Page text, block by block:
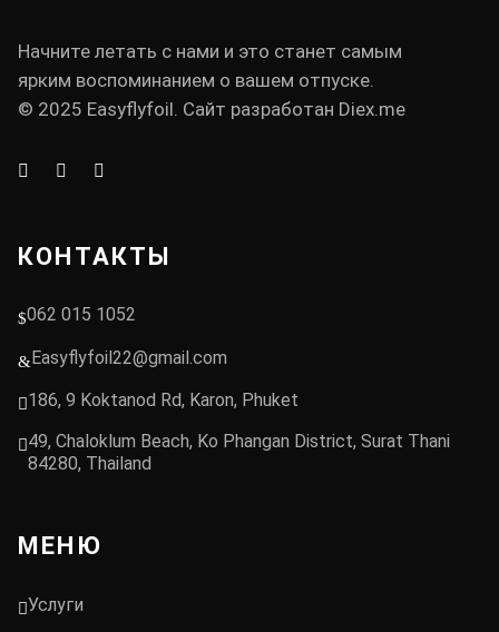
Начните летать с нами и это станет самым
ярким воспоминанием о вашем отпуске.
© 2025 Easyflyfoil. Сайт разработан Diex.me
КОНТАКТЫ
062 015 1052
Easyflyfoil22@gmail.com
186, 9 Koktanod Rd, Karon, Phuket
49, Chaloklum Beach, Ko Phangan District, Surat Thani
84280, Thailand
МЕНЮ
Услуги